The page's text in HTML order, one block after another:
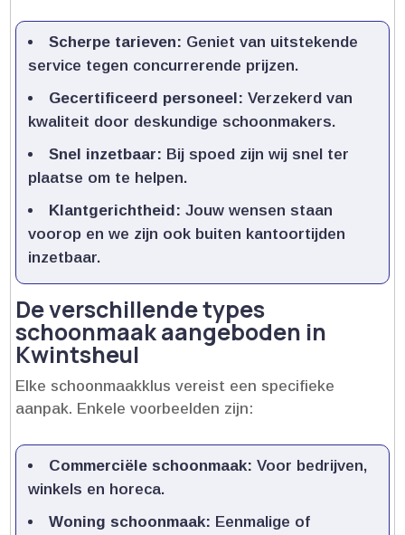
Scherpe tarieven: Geniet van uitstekende
service tegen concurrerende prijzen.​
Gecertificeerd personeel: Verzekerd van
kwaliteit door deskundige schoonmakers.​
Snel inzetbaar: Bij spoed zijn wij snel ter
plaatse om te helpen.​
Klantgerichtheid: Jouw wensen staan
voorop en we zijn ook buiten kantoortijden
inzetbaar.​
De verschillende types
schoonmaak aangeboden in
Kwintsheul
Elke schoonmaakklus vereist een specifieke
aanpak.​ Enkele voorbeelden zijn:
Commerciële schoonmaak: Voor bedrijven,
winkels en horeca.​
Woning schoonmaak: Eenmalige of